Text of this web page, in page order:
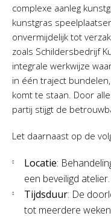
complexe aanleg
kunstgras
onvermijdelijk tot
zoals Schildersbedrijf
integrale werkwijze
in één traject
komt te staan. Door
partij stijgt de
Let daarnaast op de
Locatie:
een beveiligd atelier.
Tijdsduur: De
tot meerdere